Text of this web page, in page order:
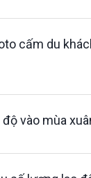
cấm du
vào mùa